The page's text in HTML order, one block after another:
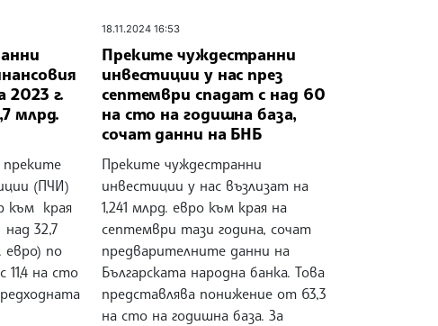
2023 г.
млрд.
преките
(ПЧИ)
към края
32,7
евро) по
на сто
18.11.2024 16:53
Преките чуждестранни
инвестиции у нас през
септември спадат с над 60
на сто на годишна база,
сочат данни на БНБ
Преките чуждестранни
инвестиции у нас възлизат на
1,241 млрд. евро към края на
септември тази година, сочат
предварителните данни на
Българската народна банка. Това
представлява понижение от 63,3
на сто на годишна база. За